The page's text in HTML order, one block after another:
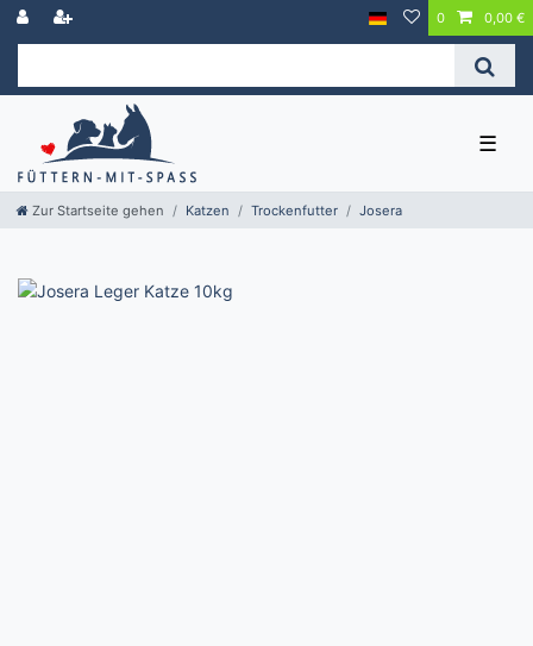
0 0,00 €
☰
Zur Startseite gehen Katzen Trockenfutter Josera